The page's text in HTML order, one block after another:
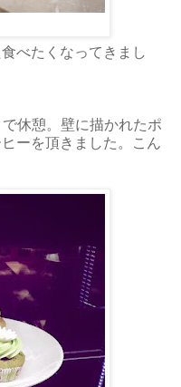
べたくなってきまし
休憩。壁に描かれたポ
ーを頂きました。こん